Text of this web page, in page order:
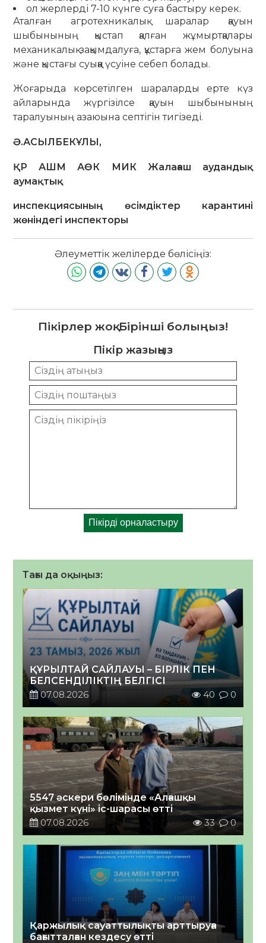
ол жерлерді 7-10 күнге суға бастыру керек.
Аталған агротехникалық шаралар қауын
шыбынының қыстап қалған жұмыртқалары
механикалық зақымдалуға, құстарға жем болуына
және қыстағы суыққа үсуіне себеп болады.
Жоғарыда көрсетілген шараларды ерте күз
айларында жүргізілсе қауын шыбынының
таралуының азаюына септігін тигізеді.
Ә.АСЫЛБЕКҰЛЫ,
ҚР АШМ АӨК МИК Жалағаш аудандық
аумақтық
инспекциясының өсімдіктер карантині
жөніндегі инспекторы
Әлеуметтік желілерде бөлісіңіз:
Пікірлер жоқ. Бірінші болыңыз!
Пікір жазыңыз
Тағы да оқыңыз:
ҚҰРЫЛТАЙ САЙЛАУЫ – БІРЛІК ПЕН
БЕЛСЕНДІЛІКТІҢ БЕЛГІСІ
07.08.2026
40 0
5547 әскери бөлімінде «Алғашқы
қызмет күні» іс-шарасы өтті
07.08.2026
33 0
Қаржылық сауаттылықты арттыруға
бағытталған кездесу өтті